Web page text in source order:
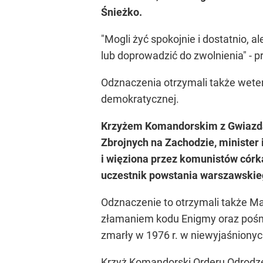
Śnieżko.
"Mogli żyć spokojnie i dostatnio,
lub doprowadzić do zwolnienia" -
Odznaczenia otrzymali także
demokratycznej.
Krzyżem Komandorskim z
Zbrojnych na Zachodzie,
i więziona przez komunistów
uczestnik powstania
Odznaczenie to otrzymali także
złamaniem kodu Enigmy oraz
zmarły w 1976 r. w